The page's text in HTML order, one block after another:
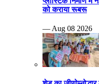
को कराया रूबरू
— Aug 08 2026